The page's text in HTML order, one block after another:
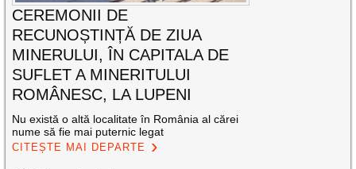
CEREMONII DE
RECUNOȘTINȚĂ DE ZIUA
MINERULUI, ÎN CAPITALA DE
SUFLET A MINERITULUI
ROMÂNESC, LA LUPENI
Nu există o altă localitate în România al cărei
nume să fie mai puternic legat
CITEȘTE MAI DEPARTE